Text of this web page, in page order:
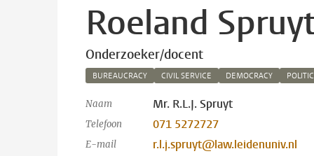
Roeland
Onderzoeker/docent
BUREAUCRACY CIVIL SERVICE DEMOCRACY
Naam Mr. R.L.J. Spruyt
Telefoon 071 5272727
E-mail r.l.j.spruyt@law.leidenuniv.nl